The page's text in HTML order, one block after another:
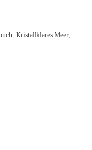
Kristallklares Meer,